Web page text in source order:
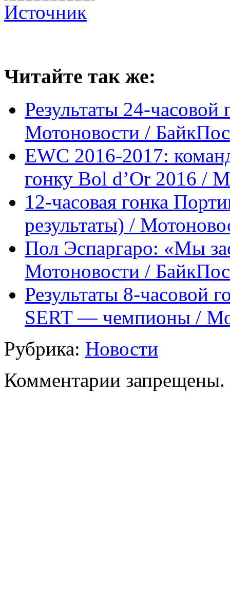
Источник
Читайте так же:
Результаты 24-
Мотоновости /
EWC 2016-2017:
гонку Bol d’Or 2016 /
12-часовая гонка
результаты) /
Пол Эспаргаро: «Мы
Мотоновости /
Результаты 8-часовой
SERT — чемпионы /
Рубрика: Новости
Комментарии запрещены.